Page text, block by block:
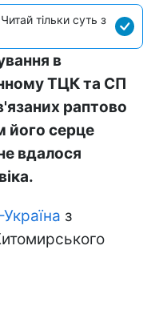
тільки суть з
в
ТЦК та СП
раптово
його серце
вдалося
з